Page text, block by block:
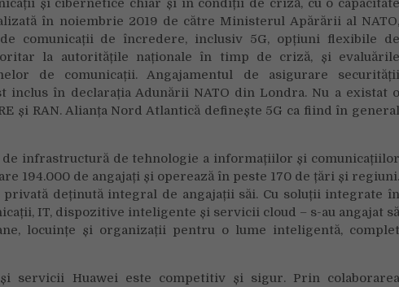
în noiembrie 2019 de către Ministerul Apărării al NATO,
comunicații de încredere, inclusiv 5G, opțiuni flexibile de
la autoritățile naționale în timp de criză, și evaluările
de comunicații. Angajamentul de asigurare securității
inclus în declarația Adunării NATO din Londra. Nu a existat o
și RAN. Alianța Nord Atlantică definește 5G ca fiind în general
infrastructură de tehnologie a informațiilor și comunicațiilor
194.000 de angajați și operează în peste 170 de țări și regiuni.
privată deținută integral de angajații săi. Cu soluții integrate în
IT, dispozitive inteligente și servicii cloud – s-au angajat să
locuințe și organizații pentru o lume inteligentă, complet
servicii Huawei este competitiv și sigur. Prin colaborarea